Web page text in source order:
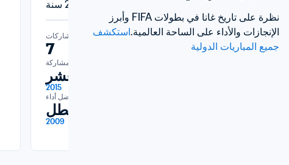
الإنجازات والأداء على الساحة العالمية.
جميع المباريات الدولية
المشاركات
7
أحدث مشاركة
دور الستة عشر
2015
أفضل أداء
البطل
2009
FIFA™
المشاركات